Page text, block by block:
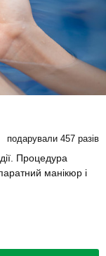
подарували 457 разів
Процедура
манікюр і